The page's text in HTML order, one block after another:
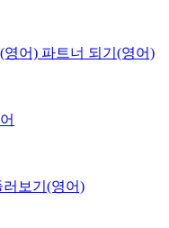
영어) 파트너 되기(영어)
러보기(영어)